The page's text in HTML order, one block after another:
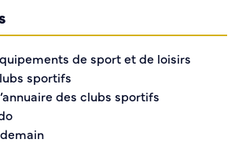
de sport et de loisirs
sportifs
des clubs sportifs